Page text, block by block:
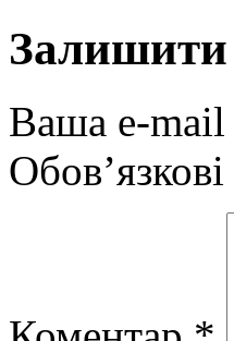
Залишити
Ваша e-mail